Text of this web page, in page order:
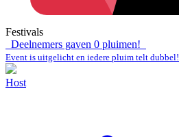
Festivals
Deelnemers gaven 0 pluimen!
Event is uitgelicht en iedere pluim telt dubbel!
Host